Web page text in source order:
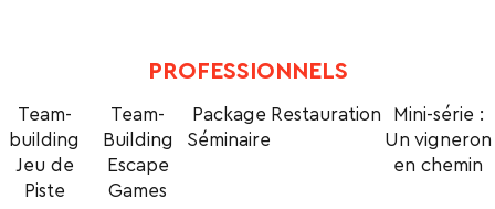
PROFESSIONNELS
Team-
building
Jeu de
Piste
Team-
Building
Escape
Games
Package
Séminaire
Restauration
Mini-série :
Un vigneron
en chemin